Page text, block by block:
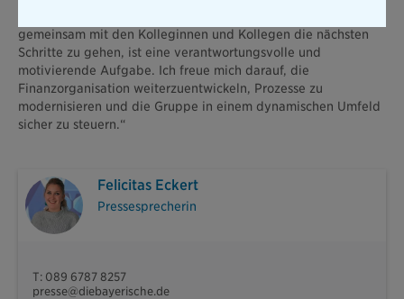
gemeinsam mit den Kolleginnen und Kollegen die nächsten
Schritte zu gehen, ist eine verantwortungsvolle und
motivierende Aufgabe. Ich freue mich darauf, die
Finanzorganisation weiterzuentwickeln, Prozesse zu
modernisieren und die Gruppe in einem dynamischen Umfeld
sicher zu steuern.“
Felicitas Eckert
Pressesprecherin
T: 089 6787 8257
presse@diebayerische.de